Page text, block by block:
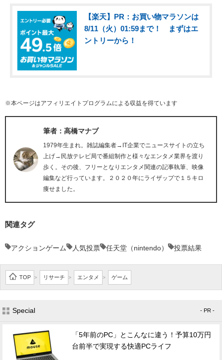
【楽天】PR：お買い物マラソンは
8/11（火）01:59まで！ まずはエ
ントリーから！
※本ページはアフィリエイトプログラムによる収益を得ています
筆者：高橋マナブ
1979年生まれ。雑誌編集者→IT企業でニュースサイトの立ち
上げ→民放テレビ局で番組制作と様々なエンタメ業界を渡り
歩く。その後、フリーとなりエンタメ関連の記事執筆、映像
編集など行っています。２０２０年にライザップで１５キロ
痩せました。
関連タグ
アクションゲーム 人気投票 任天堂（nintendo） 投票結果
TOP > リサーチ > エンタメ > ゲーム
Special - PR -
「5年前のPC」とこんなに違う！予算10万円
台前半で実現する快適PCライフ